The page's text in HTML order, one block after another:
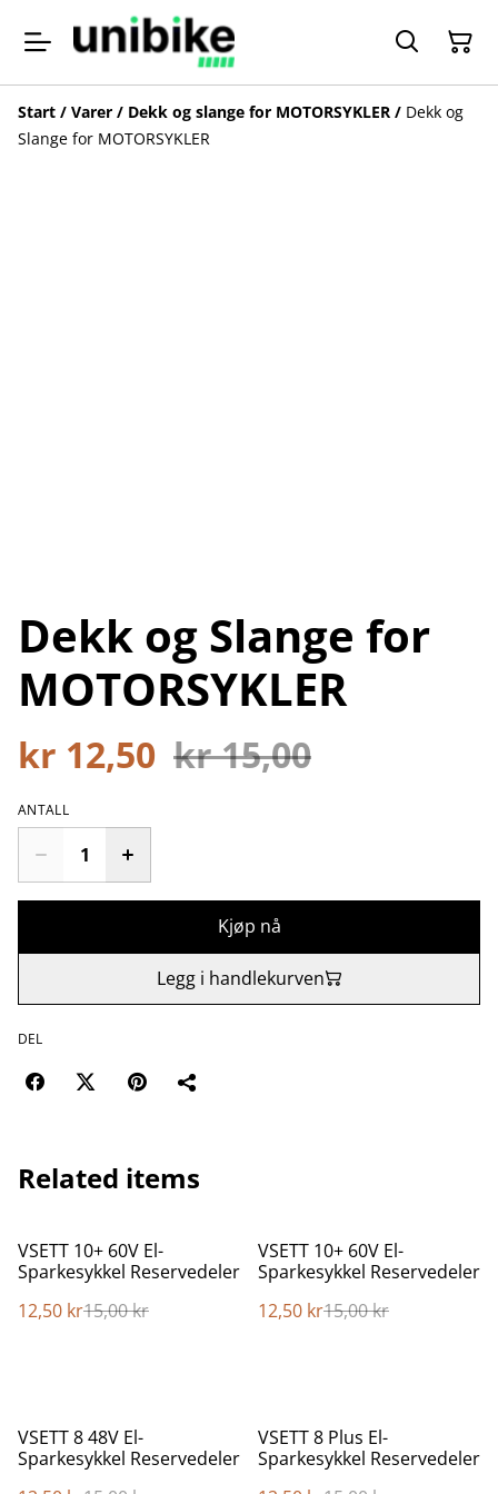
Start / Varer / Dekk og slange for MOTORSYKLER / Dekk og
Slange for MOTORSYKLER
Dekk og Slange for
MOTORSYKLER
kr 12,50 kr 15,00
ANTALL
Kjøp nå
Legg i handlekurven
DEL
Related items
%
VSETT 10+ 60V El-
Sparkesykkel Reservedeler
12,50 kr15,00 kr
%
VSETT 10+ 60V El-
Sparkesykkel Reservedeler
12,50 kr15,00 kr
%
VSETT 8 48V El-
Sparkesykkel Reservedeler
%
VSETT 8 Plus El-
Sparkesykkel Reservedeler